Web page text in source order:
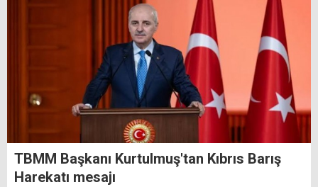
TBMM Başkanı Kurtulmuş'tan Kıbrıs Barış
Harekatı mesajı